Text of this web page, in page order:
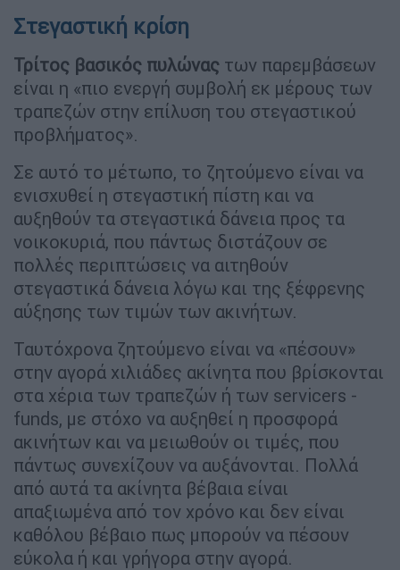
Στεγαστική κρίση
Τρίτος βασικός πυλώνας των παρεμβάσεων
είναι η «πιο ενεργή συμβολή εκ μέρους των
τραπεζών στην επίλυση του στεγαστικού
προβλήματος».
Σε αυτό το μέτωπο, το ζητούμενο είναι να
ενισχυθεί η στεγαστική πίστη και να
αυξηθούν τα στεγαστικά δάνεια προς τα
νοικοκυριά, που πάντως διστάζουν σε
πολλές περιπτώσεις να αιτηθούν
στεγαστικά δάνεια λόγω και της ξέφρενης
αύξησης των τιμών των ακινήτων.
Ταυτόχρονα ζητούμενο είναι να «πέσουν»
στην αγορά χιλιάδες ακίνητα που βρίσκονται
στα χέρια των τραπεζών ή των servicers -
funds, με στόχο να αυξηθεί η προσφορά
ακινήτων και να μειωθούν οι τιμές, που
πάντως συνεχίζουν να αυξάνονται. Πολλά
από αυτά τα ακίνητα βέβαια είναι
απαξιωμένα από τον χρόνο και δεν είναι
καθόλου βέβαιο πως μπορούν να πέσουν
εύκολα ή και γρήγορα στην αγορά.